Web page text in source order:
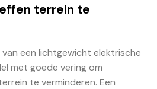
terrein te
een lichtgewicht elektrische
met goede vering om
te verminderen. Een